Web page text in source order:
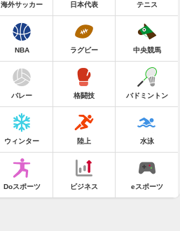
海外サッカー 日本代表 テニス
NBA ラグビー 中央競馬
バレー 格闘技 バドミントン
ウィンター 陸上 水泳
Doスポーツ ビジネス eスポーツ